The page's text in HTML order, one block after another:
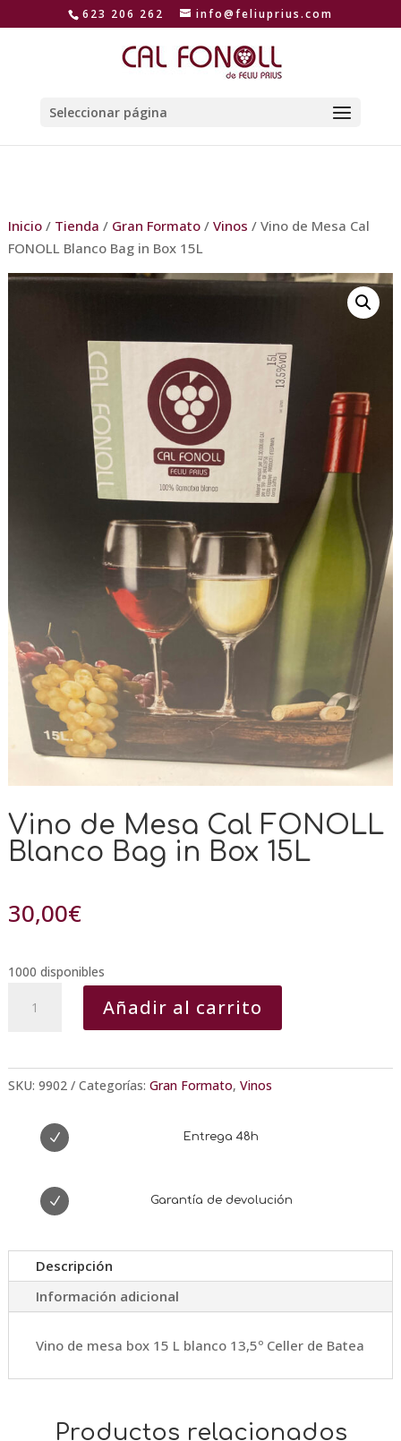
623 206 262 info@feliuprius.com
Seleccionar página
Inicio/ Tienda / Gran Formato/ Vinos / Vino de Mesa Cal
FONOLL Blanco Bag in Box 15L
Vino de Mesa Cal FONOLL
Blanco Bag in Box 15L
30,00€
1000 disponibles
FONOLL
cantidad
Añadir al carrito
SKU: 9902 Categorías: Gran Formato, Vinos
N Entrega 48h
N Garantía de devolución
Descripción
Información adicional
Vino de mesa box 15 L blanco 13,5º Celler de Batea
Productos relacionados